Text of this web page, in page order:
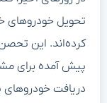
تحویل خودروهای
کرده‌اند. این
پیش آمده برای
دریافت